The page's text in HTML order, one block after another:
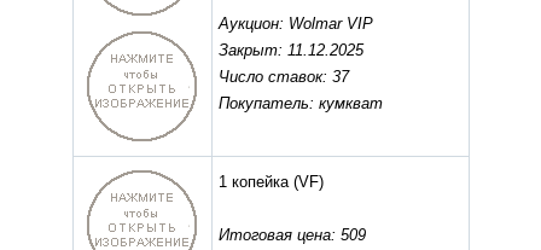
Аукцион: Wolmar VIP
Закрыт: 11.12.2025
Число ставок: 37
Покупатель: кумкват
1 копейка(VF)
Итоговая цена: 509